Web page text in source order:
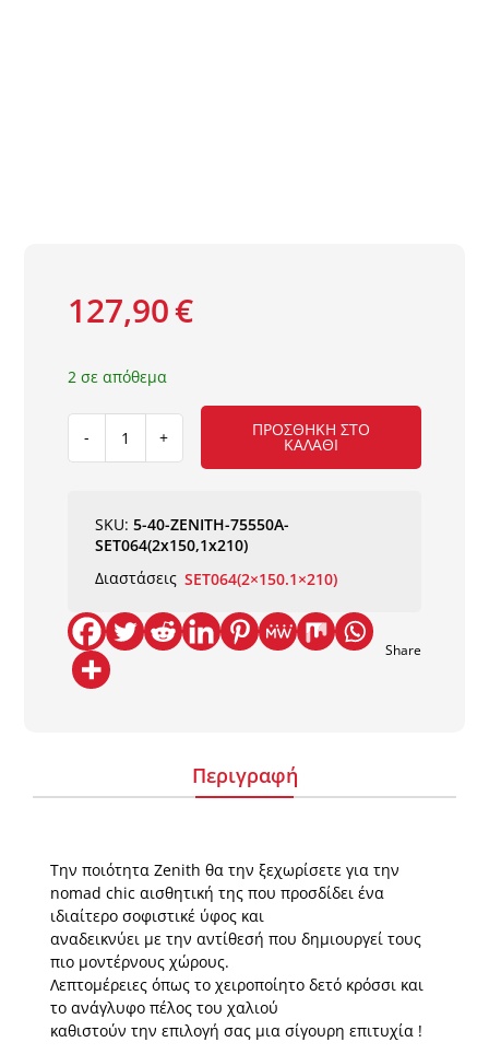
127,90€
2 σε απόθεμα
ΣΤΟΚ
Π.Χ.
SET064(2x150,1x210)
NewPlan
ποσότητα
ΠΡΟΣΘΉΚΗ ΣΤΟ
ΚΑΛΆΘΙ
SKU:5-40-ZENITH-75550A-
SET064(2x150,1x210)
Διαστάσεις SET064(2×150.1×210)
Share
Περιγραφή
Την ποιότητα Zenith θα την ξεχωρίσετε για την
nomad chic αισθητική της που προσδίδει ένα
ιδιαίτερο σοφιστικέ ύφος και
αναδεικνύει με την αντίθεσή που δημιουργεί τους
πιο μοντέρνους χώρους.
Λεπτομέρειες όπως το χειροποίητο δετό κρόσσι και
το ανάγλυφο πέλος του χαλιού
καθιστούν την επιλογή σας μια σίγουρη επιτυχία !